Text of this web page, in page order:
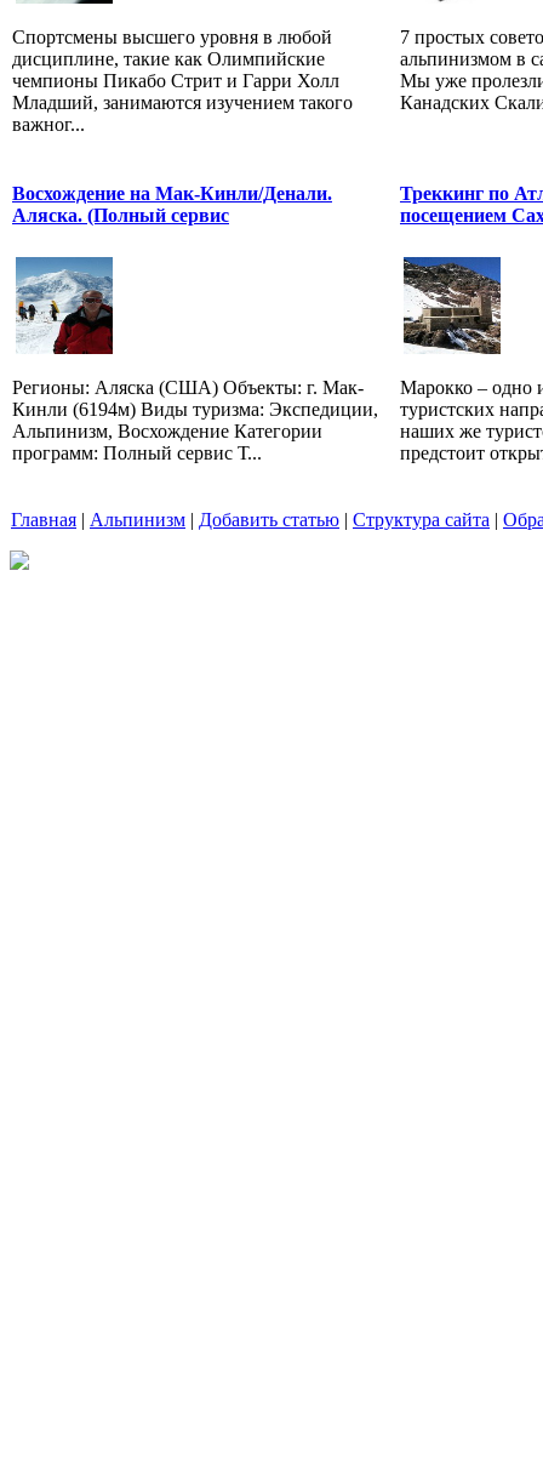
Спортсмены высшего уровня в любой
дисциплине, такие как Олимпийские
чемпионы Пикабо Стрит и Гарри Холл
Младший, занимаются изучением такого
важног...
7 простых
альпинизмом в
Мы уже
Канадских
Восхождение на Мак-Кинли/Денали.
Аляска. (Полный сервис
Регионы: Аляска (США) Объекты: г. Мак-
Кинли (6194м) Виды туризма: Экспедиции,
Альпинизм, Восхождение Категории
программ: Полный сервис Т...
Треккинг по
посещением
Марокко – одно
туристских
наших же
предстоит
Главная | Альпинизм | Добавить статью | Структура сайта |